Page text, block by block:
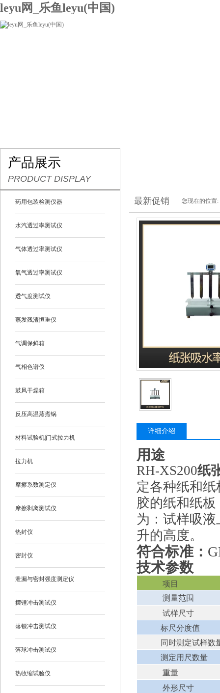
leyu网_乐鱼leyu(中国)
产品展示
PRODUCT DISPLAY
药用包装检测仪器
水汽透过率测试仪
气体透过率测试仪
氧气透过率测试仪
透气度测试仪
蒸发残渣恒重仪
气调保鲜箱
气相色谱仪
鼓风干燥箱
反压高温蒸煮锅
材料试验机|门式拉力机
拉力机
摩擦系数测定仪
摩擦剥离测试仪
热封仪
密封仪
泄漏与密封强度测定仪
摆锤冲击测试仪
落镖冲击测试仪
落球冲击测试仪
热收缩试验仪
最新促销 您现在的位置:
详细介绍
用途
RH-XS200纸
定各种纸和
胶的纸和纸
为：试样吸
升的高度。
符合标准 ：
技术参数
项目
测量范围
试样尺寸
标尺分度值
同时测定试样数
测定用尺数量
重量
外形尺寸